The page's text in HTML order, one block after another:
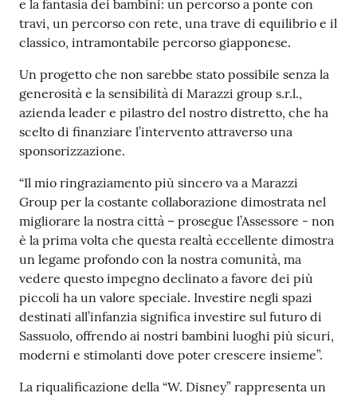
o
Tutti
gli
argomenti...
Seguici
su
e la fantasia dei bambini: un percorso a ponte con
travi, un percorso con rete, una trave di equilibrio e il
classico, intramontabile percorso giapponese.
Un progetto che non sarebbe stato possibile senza la
generosità e la sensibilità di Marazzi group s.r.l.,
azienda leader e pilastro del nostro distretto, che ha
scelto di finanziare l’intervento attraverso una
sponsorizzazione.
“Il mio ringraziamento più sincero va a Marazzi
Group per la costante collaborazione dimostrata nel
migliorare la nostra città – prosegue l’Assessore - non
è la prima volta che questa realtà eccellente dimostra
un legame profondo con la nostra comunità, ma
vedere questo impegno declinato a favore dei più
piccoli ha un valore speciale. Investire negli spazi
destinati all’infanzia significa investire sul futuro di
Sassuolo, offrendo ai nostri bambini luoghi più sicuri,
moderni e stimolanti dove poter crescere insieme”.
La riqualificazione della “W. Disney” rappresenta un